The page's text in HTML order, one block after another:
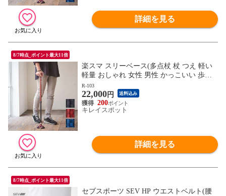
詳細を見る
8/7時点_ポイント最大11倍
楽スマ スリーベース(多点杖 杖 つえ 軽い
軽量 おしゃれ 女性 男性 かっこいい 歩き
やすい 安定 安定感 安定性 高齢者) ※1枚目
の画像は代表イメージのため色・柄が異な
る場合がございます。2枚目以降の画像で
ご希望の色・柄をご確認下さい。
R-103
22,000円 送料込み
200
キレイスポット
詳細を見る
8/7時点_ポイント最大11倍
セブスポーツ SEV HP ウエストベルト(腰